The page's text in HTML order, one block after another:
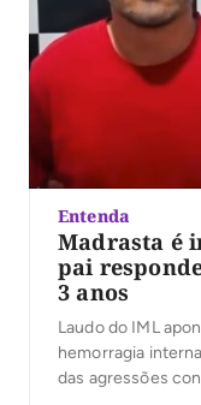
Entenda
Madrasta é
pai
3 anos
Laudo do IML
hemorragia
das agressões